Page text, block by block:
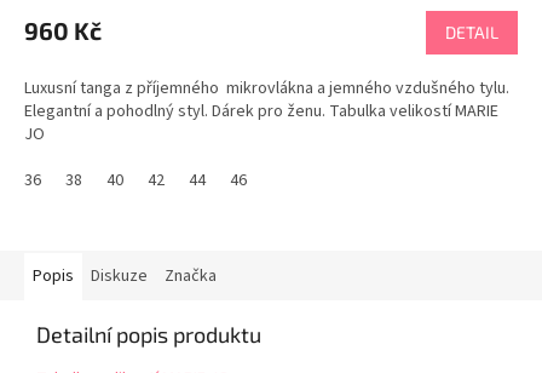
960 Kč DETAIL
Luxusní tanga z příjemného mikrovlákna a jemného vzdušného tylu.
Elegantní a pohodlný styl. Dárek pro ženu. Tabulka velikostí MARIE
JO
36
38 40 42 44 46
Popis Diskuze Značka
Detailní popis produktu